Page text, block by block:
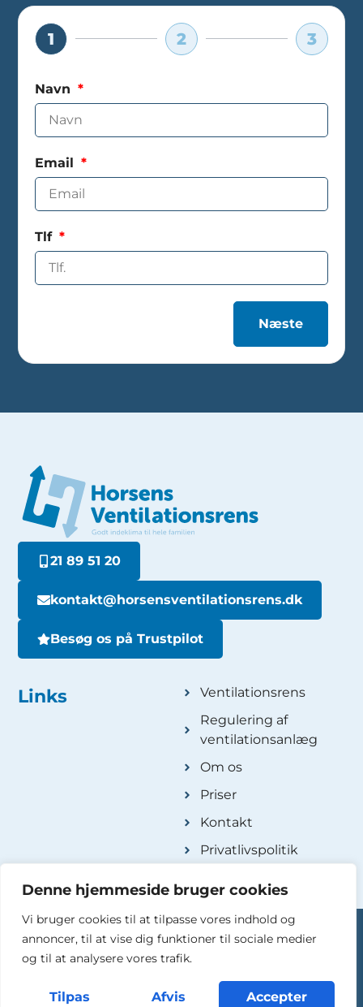
Denne hjemmeside bruger cookies
Vi bruger cookies til at tilpasse vores indhold og
annoncer, til at vise dig funktioner til sociale medier
og til at analysere vores trafik.
Tilpas Afvis Accepter
1 2 3
Navn
Email
Tlf
Næste
21 89 51 20
kontakt@horsensventilationsrens.dk
Besøg os på Trustpilot
Links
Ventilationsrens
Regulering af
ventilationsanlæg
Om os
Priser
Kontakt
Privatlivspolitik
Copyright © 2026 Horsens ventilationsrens en del
Jysk Ventilationsservice ApS Cvr. 42147575